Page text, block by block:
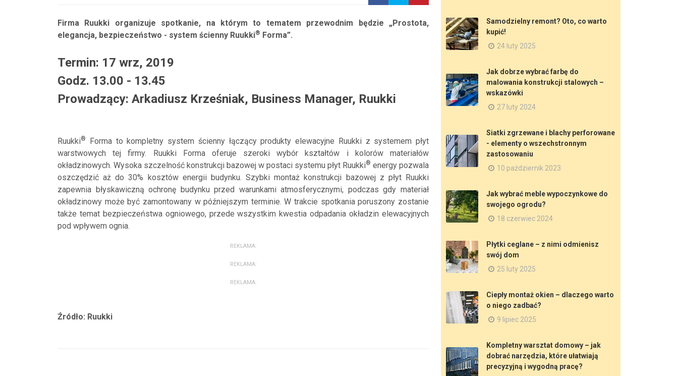
Firma Ruukki organizuje spotkanie, na którym to tematem przewodnim będzie „Prostota,
elegancja, bezpieczeństwo - system ścienny Ruukki® Forma”.
Termin: 17 wrz, 2019
Godz. 13.00 - 13.45
Prowadzący: Arkadiusz Krześniak, Business Manager, Ruukki
Ruukki®
Forma to kompletny system ścienny łączący produkty elewacyjne Ruukki z systemem płyt
warstwowych tej firmy. Ruukki Forma oferuje szeroki wybór kształtów i kolorów materiałów
okładzinowych. Wysoka szczelność konstrukcji bazowej w postaci systemu płyt Ruukki® energy pozwala
oszczędzić aż do 30% kosztów energii budynku. Szybki montaż konstrukcji bazowej z płyt Ruukki
zapewnia błyskawiczną ochronę budynku przed warunkami atmosferycznymi, podczas gdy materiał
okładzinowy może być zamontowany w późniejszym terminie. W trakcie spotkania poruszony zostanie
także temat bezpieczeństwa ogniowego, przede wszystkim kwestia odpadania okładzin elewacyjnych
pod wpływem ognia.
REKLAMA:
REKLAMA:
REKLAMA:
Źródło: Ruukki
Samodzielny remont? Oto, co warto
kupić!
24 luty 2025
Jak dobrze wybrać farbę do
malowania konstrukcji stalowych –
wskazówki
27 luty 2024
Siatki zgrzewane i blachy perforowane
- elementy o wszechstronnym
zastosowaniu
10 październik 2023
Jak wybrać meble wypoczynkowe do
swojego ogrodu?
18 czerwiec 2024
Płytki ceglane – z nimi odmienisz
swój dom
25 luty 2025
Ciepły montaż okien – dlaczego warto
o niego zadbać?
9 lipiec 2025
Kompletny warsztat domowy – jak
dobrać narzędzia, które ułatwiają
precyzyjną i wygodną pracę?